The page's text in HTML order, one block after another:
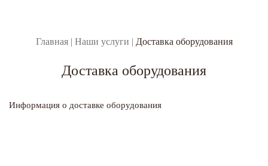
Главная | Наши услуги | Доставка оборудования
Доставка оборудования
Информация о доставке оборудования